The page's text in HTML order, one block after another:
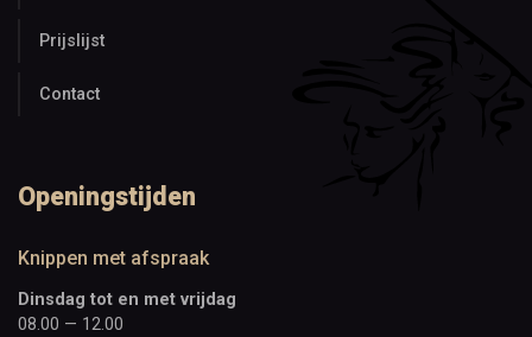
Prijslijst
Contact
Openingstijden
Knippen met afspraak
Dinsdag tot en met vrijdag
08.00 — 12.00